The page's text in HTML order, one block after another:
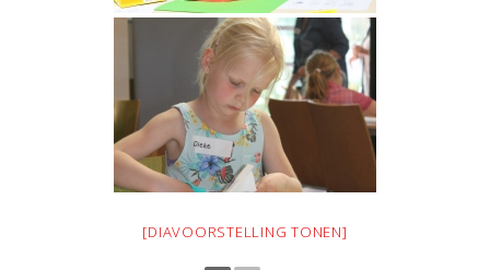
[DIAVOORSTELLING TONEN]